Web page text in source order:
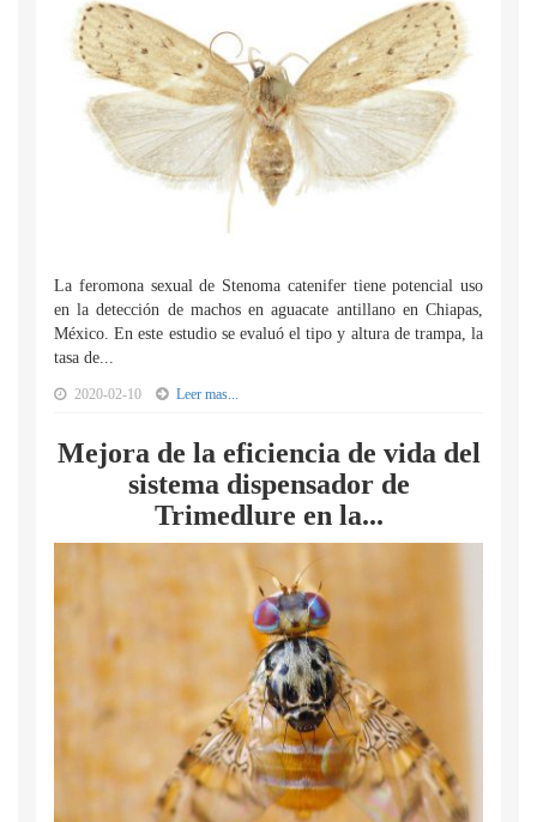
La feromona sexual de Stenoma catenifer tiene potencial uso
en la detección de machos en aguacate antillano en Chiapas,
México. En este estudio se evaluó el tipo y altura de trampa, la
tasa de...
2020-02-10 Leer mas...
Mejora de la eficiencia de vida del
sistema dispensador de
Trimedlure en la...